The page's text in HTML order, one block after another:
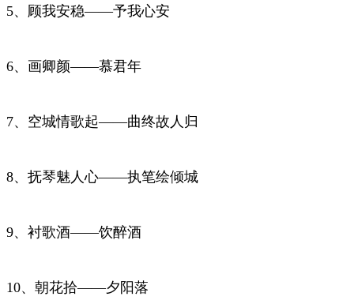
5、顾我安稳——予我心安
6、画卿颜——慕君年
7、空城情歌起——曲终故人归
8、抚琴魅人心——执笔绘倾城
9、衬歌酒——饮醉酒
10、朝花拾——夕阳落